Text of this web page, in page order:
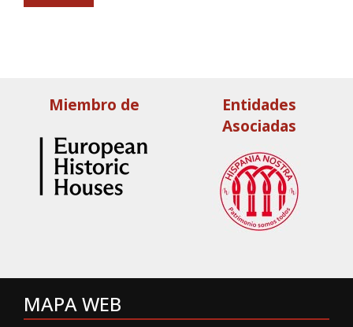
Miembro de
Entidades
Asociadas
MAPA WEB